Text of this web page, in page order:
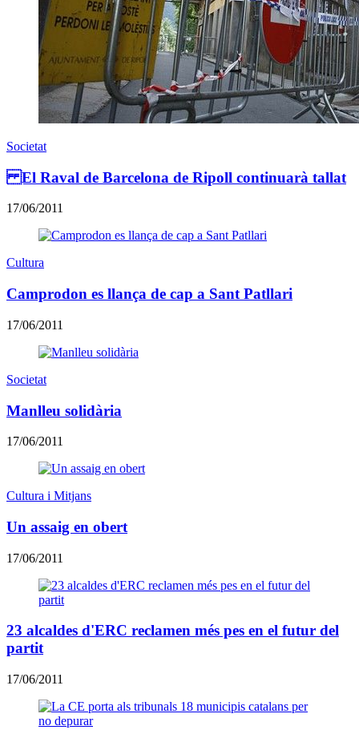
Societat
El Raval de Barcelona de Ripoll continuarà tallat
17/06/2011
Cultura
Camprodon es llança de cap a Sant Patllari
17/06/2011
Societat
Manlleu solidària
17/06/2011
Cultura i Mitjans
Un assaig en obert
17/06/2011
23 alcaldes d'ERC reclamen més pes en el futur del
partit
17/06/2011